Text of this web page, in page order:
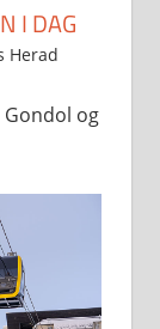
I DAG
Herad
og